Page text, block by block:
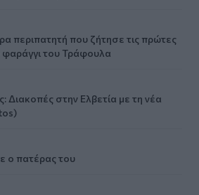
περιπατητή που ζήτησε τις πρώτες
φαράγγι του Τράφουλα
Διακοπές στην Ελβετία με τη νέα
ο πατέρας του